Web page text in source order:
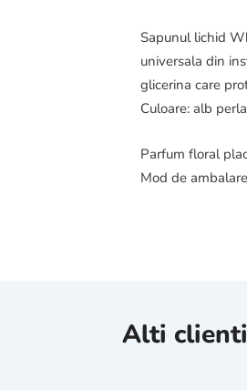
Sapunul lichid
universala din
glicerina care
Culoare: alb
Parfum floral
Mod de
Alti